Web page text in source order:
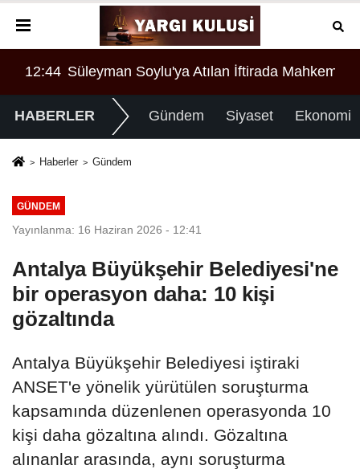
Çarpıcı Karar
12:44 Süleyman Soylu'ya Atılan İftirada
HABERLER Gündem Siyaset Ekonomi
Haberler Gündem
GÜNDEM
Yayınlanma: 16 Haziran 2026 - 12:41
Antalya Büyükşehir Belediyesi'ne
bir operasyon daha: 10 kişi
gözaltında
Antalya Büyükşehir Belediyesi iştiraki
ANSET'e yönelik yürütülen soruşturma
kapsamında düzenlenen operasyonda 10
kişi daha gözaltına alındı. Gözaltına
alınanlar arasında, aynı soruşturma